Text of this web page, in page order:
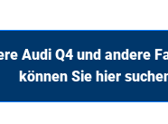
Audi Q4 und andere
können Sie hier